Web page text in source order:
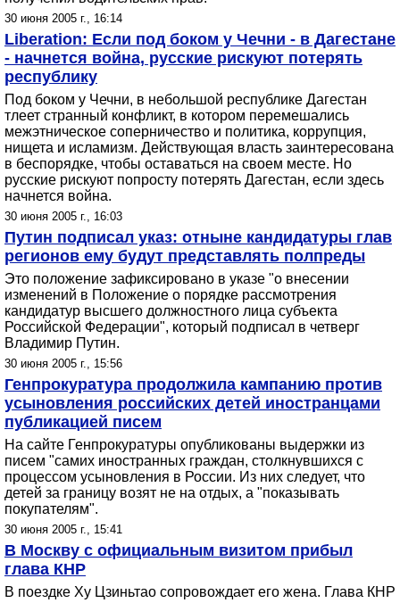
30 июня 2005 г., 16:14
Liberation: Если под боком у Чечни - в Дагестане
- начнется война, русские рискуют потерять
республику
Под боком у Чечни, в небольшой республике Дагестан
тлеет странный конфликт, в котором перемешались
межэтническое соперничество и политика, коррупция,
нищета и исламизм. Действующая власть заинтересована
в беспорядке, чтобы оставаться на своем месте. Но
русские рискуют попросту потерять Дагестан, если здесь
начнется война.
30 июня 2005 г., 16:03
Путин подписал указ: отныне кандидатуры глав
регионов ему будут представлять полпреды
Это положение зафиксировано в указе "о внесении
изменений в Положение о порядке рассмотрения
кандидатур высшего должностного лица субъекта
Российской Федерации", который подписал в четверг
Владимир Путин.
30 июня 2005 г., 15:56
Генпрокуратура продолжила кампанию против
усыновления российских детей иностранцами
публикацией писем
На сайте Генпрокуратуры опубликованы выдержки из
писем "самих иностранных граждан, столкнувшихся с
процессом усыновления в России. Из них следует, что
детей за границу возят не на отдых, а "показывать
покупателям".
30 июня 2005 г., 15:41
В Москву с официальным визитом прибыл
глава КНР
В поездке Ху Цзиньтао сопровождает его жена. Глава КНР